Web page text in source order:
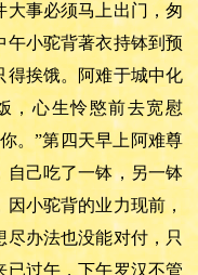
大事必须马上出门，匆
午小驼背著衣持钵到预
得挨饿。阿难于城中化
，心生怜愍前去宽慰
。”第四天早上阿难尊
自己吃了一钵，另一钵
小驼背的业力现前，
办法也没能对付，只
已过午，下午罗汉不管